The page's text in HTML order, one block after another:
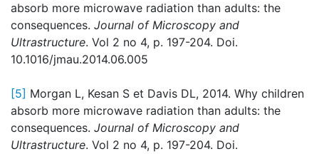
absorb more microwave radiation than adults: the
consequences. Journal of Microscopy and
Ultrastructure. Vol 2 no 4, p. 197-204. Doi.
10.1016/jmau.2014.06.005
[5] Morgan L, Kesan S et Davis DL, 2014. Why children
absorb more microwave radiation than adults: the
consequences. Journal of Microscopy and
Ultrastructure. Vol 2 no 4, p. 197-204. Doi.